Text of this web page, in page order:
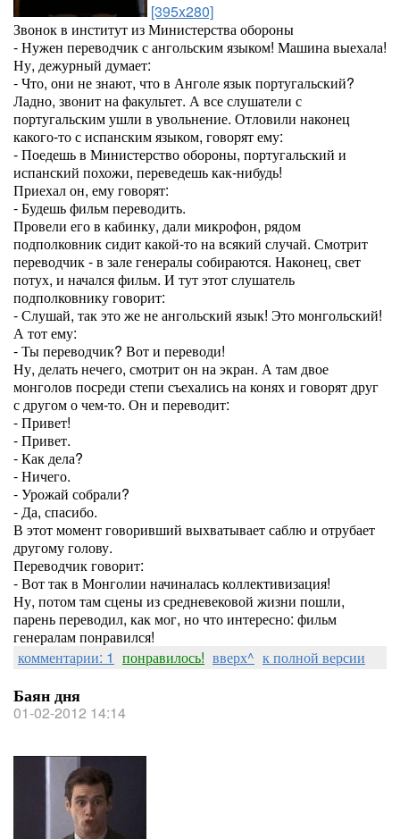
[395x280]
Звонок в институт из Министерства обороны
- Нужен переводчик с ангольским языком! Машина выехала!
Ну, дежурный думает:
- Что, они не знают, что в Анголе язык португальский?
Ладно, звонит на факультет. А все слушатели с
португальским ушли в увольнение. Отловили наконец
какого-то с испанским языком, говорят ему:
- Поедешь в Министерство обороны, португальский и
испанский похожи, переведешь как-нибудь!
Приехал он, ему говорят:
- Будешь фильм переводить.
Провели его в кабинку, дали микрофон, рядом
подполковник сидит какой-то на всякий случай. Смотрит
переводчик - в зале генералы собираются. Наконец, свет
потух, и начался фильм. И тут этот слушатель
подполковнику говорит:
- Слушай, так это же не ангольский язык! Это монгольский!
А тот ему:
- Ты переводчик? Вот и переводи!
Ну, делать нечего, смотрит он на экран. А там двое
монголов посреди степи съехались на конях и говорят друг
с другом о чем-то. Он и переводит:
- Привет!
- Привет.
- Как дела?
- Ничего.
- Урожай собрали?
- Да, спасибо.
В этот момент говоривший выхватывает саблю и отрубает
другому голову.
Переводчик говорит:
- Вот так в Монголии начиналась коллективизация!
Ну, потом там сцены из средневековой жизни пошли,
парень переводил, как мог, но что интересно: фильм
генералам понравился!
комментарии: 1 понравилось! вверх^ к полной версии
Баян дня
01-02-2012 14:14